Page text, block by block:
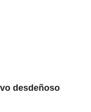
desdeñoso